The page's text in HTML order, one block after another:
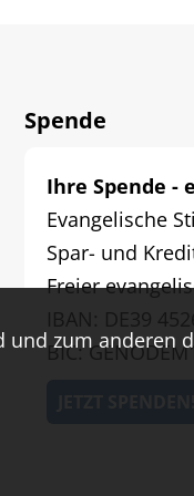
Spende
Ihre Spende -
Evangelische
Spar- und
Freier
IBAN: DE39
BIC:
zum anderen